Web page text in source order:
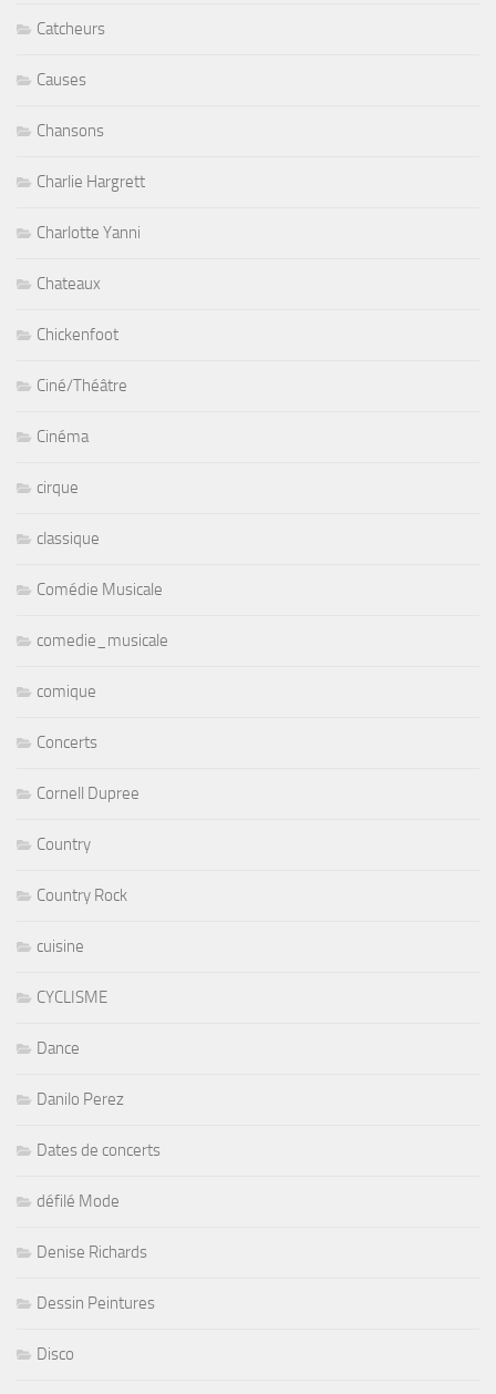
Catcheurs
Causes
Chansons
Charlie Hargrett
Charlotte Yanni
Chateaux
Chickenfoot
Ciné/Théâtre
Cinéma
cirque
classique
Comédie Musicale
comedie_musicale
comique
Concerts
Cornell Dupree
Country
Country Rock
cuisine
CYCLISME
Dance
Danilo Perez
Dates de concerts
défilé Mode
Denise Richards
Dessin Peintures
Disco